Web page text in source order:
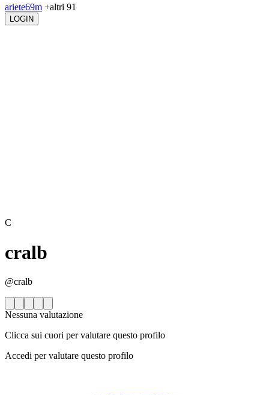
ariete69m +altri 91
LOGIN
C
cralb
@cralb
Nessuna valutazione
Clicca sui cuori per valutare questo profilo
Accedi per valutare questo profilo